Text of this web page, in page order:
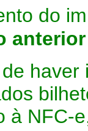
do
à NFC-